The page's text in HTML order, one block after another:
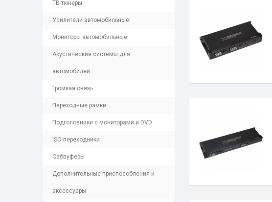
ТВ-тюнеры
Усилители автомобильные
Мониторы автомобильные
Акустические системы для
автомобилей
Громкая связь
Переходные рамки
Подголовники с мониторами и DVD
ISO-переходники
Сабвуферы
Дополнительные приспособления и
аксессуары